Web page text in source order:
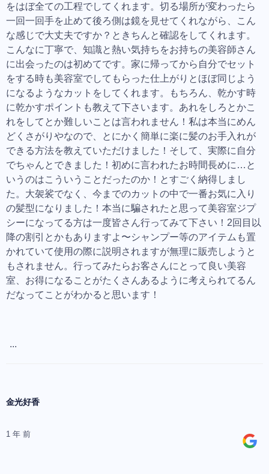
をはぼ全ての工程でしてくれます。切る場所が変わったら
一回一回手を止めて後ろ側は鏡を見せてくれながら、こん
な感じで大丈夫ですか？ときちんと確認をしてくれます。
こんなに丁寧で、知識と熱い気持ちをお持ちの美容師さん
に出会ったのは初めてです。家に帰ってから自分でセット
をする時も美容室でしてもらった仕上がりとほぼ同じよう
になるようなカットをしてくれます。もちろん、乾かす時
に乾かすポイントも教えて下さいます。あれをしろとかこ
れをしてとか難しいことは言われません！私は本当にめん
どくさがりやなので、とにかく簡単に楽に髪のお手入れが
できる方法を教えていただけました！そして、実際に自分
でちゃんとできました！初めに言われたお時間長めに…と
いうのはこういうことだったのか！とすごく納得しまし
た。大袈裟でなく、今までのカットの中で一番お気に入り
の髪型になりました！本当に騙されたと思って美容室ジプ
シーになってる方は一度皆さん行ってみて下さい！2回目以
降の割引とかもありますよ〜シャンプー等のアイテムも置
かれていて使用の際に説明されますが無理に販売しようと
もされません。行ってみたらお客さんにとって良い美容
室、お得になることがたくさんあるように考えられてるん
だなってことがわかると思います！
...
金光好香
1 年 前